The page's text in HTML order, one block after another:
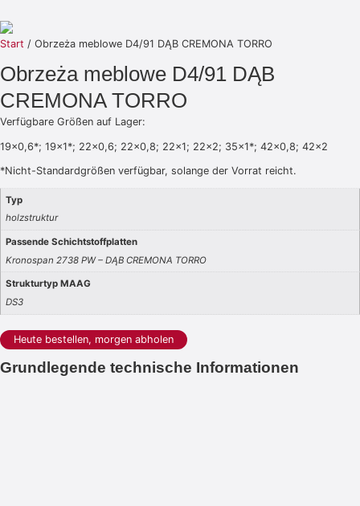
Start / Obrzeża meblowe D4/91 DĄB CREMONA TORRO
Obrzeża meblowe D4/91 DĄB
CREMONA TORRO
Verfügbare Größen auf Lager:
19×0,6*; 19×1*; 22×0,6; 22×0,8; 22×1; 22×2; 35×1*; 42×0,8; 42×2
*Nicht-Standardgrößen verfügbar, solange der Vorrat reicht.
Typ
holzstruktur
Passende Schichtstoffplatten
Kronospan 2738 PW – DĄB CREMONA TORRO
Strukturtyp MAAG
DS3
Heute bestellen, morgen abholen
Grundlegende technische Informationen